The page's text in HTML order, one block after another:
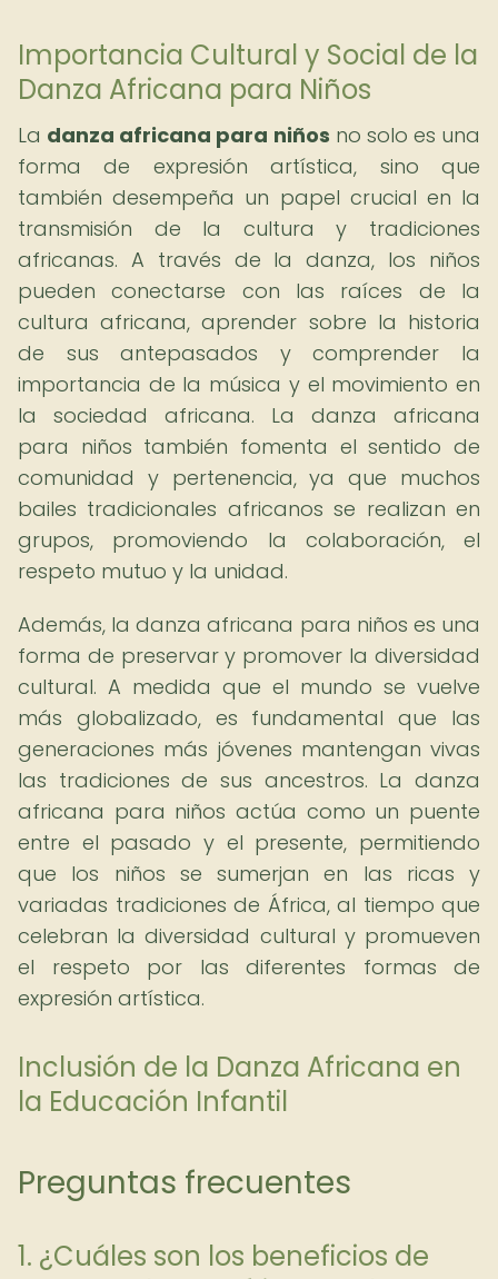
Importancia Cultural y Social de la
Danza Africana para Niños
La danza africana para niños no solo es una
forma de expresión artística, sino que
también desempeña un papel crucial en la
transmisión de la cultura y tradiciones
africanas. A través de la danza, los niños
pueden conectarse con las raíces de la
cultura africana, aprender sobre la historia
de sus antepasados y comprender la
importancia de la música y el movimiento en
la sociedad africana. La danza africana
para niños también fomenta el sentido de
comunidad y pertenencia, ya que muchos
bailes tradicionales africanos se realizan en
grupos, promoviendo la colaboración, el
respeto mutuo y la unidad.
Además, la danza africana para niños es una
forma de preservar y promover la diversidad
cultural. A medida que el mundo se vuelve
más globalizado, es fundamental que las
generaciones más jóvenes mantengan vivas
las tradiciones de sus ancestros. La danza
africana para niños actúa como un puente
entre el pasado y el presente, permitiendo
que los niños se sumerjan en las ricas y
variadas tradiciones de África, al tiempo que
celebran la diversidad cultural y promueven
el respeto por las diferentes formas de
expresión artística.
Inclusión de la Danza Africana en
la Educación Infantil
Preguntas frecuentes
1. ¿Cuáles son los beneficios de